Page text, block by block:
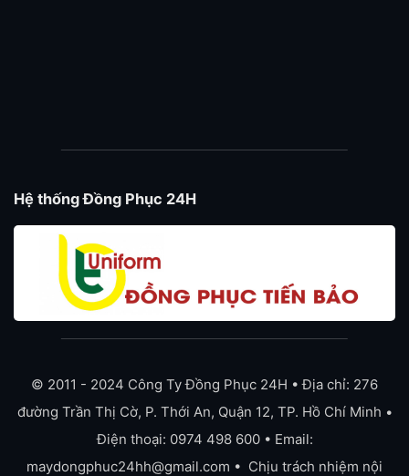
Hệ thống Đồng Phục 24H
© 2011 - 2024 Công Ty Đồng Phục 24H • Địa chỉ: 276
đường Trần Thị Cờ, P. Thới An, Quận 12, TP. Hồ Chí Minh •
Điện thoại: 0974 498 600 • Email:
maydongphuc24hh@gmail.com • Chịu trách nhiệm nội